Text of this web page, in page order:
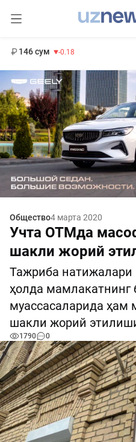
146 сум -0.18
Общество4 марта 2020
Учта ОТМда
шакли жорий
Тажриба натижалари
ҳолда
муассасаларида ҳам
шакли жорий
1790 0